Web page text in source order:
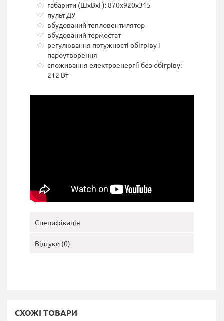
габарити (ШхВхГ): 870х920х315
пульт ДУ
вбудований тепловентилятор
вбудований термостат
регулювання потужності обігріву і
пароутворення
споживання електроенергії без обігріву:
212 Вт
Специфікація
Відгуки (0)
СХОЖІ ТОВАРИ